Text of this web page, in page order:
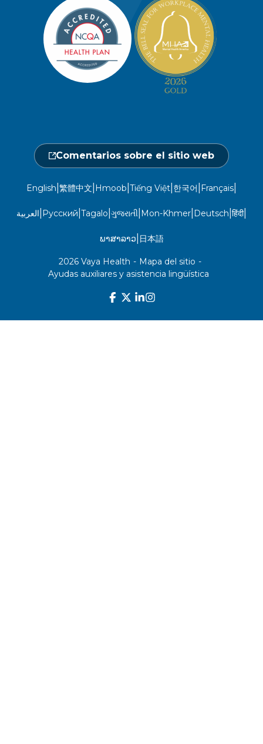
Línea de atención a socios y
beneficiarios
Abierto de lunes a sábado, de 7.00 a
18.00 h.
24 horas al día, 7 días a la semana
Redacción
Ubicaciones
Calendario de actos
Portal de miembros
Hágase un chequeo médico
Central de proveedores
Política de privacidad de los miembros
Política de privacidad del sitio web
No discriminación
Comentarios sobre el sitio web
English|繁體中文|Hmoob|Tiếng Việt|한국어|Français|
العربية|Русский|Tagalo|ગુજરાતી|Mon-Khmer|Deutsch|हिंदी|
ພາສາລາວ| 日本語
2026 Vaya Health - Mapa del sitio -
Ayudas auxiliares y asistencia lingüística